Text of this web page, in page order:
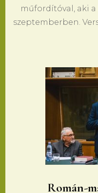
műfordítóval, aki
szeptemberben.
Román-